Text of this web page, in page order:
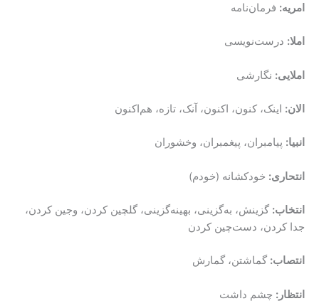
امریه: فرمان‌نامه
املا: درست‌نویسی
املایی: نگارشی
الان: اینک، کنون، اکنون، آنک، تازه، هم‌اکنون
انبیا: پیامبران، پیغمبران، وخشوران
انتحاری: خودکشانه (خودم)
انتخاب: گزینش، به‌گزینی، بهینه‌گزینی، گلچین کردن، وجین کردن،
جدا کردن، دست‌چین کردن
انتصاب: گماشتن، گمارش
انتظار: چشم داشت